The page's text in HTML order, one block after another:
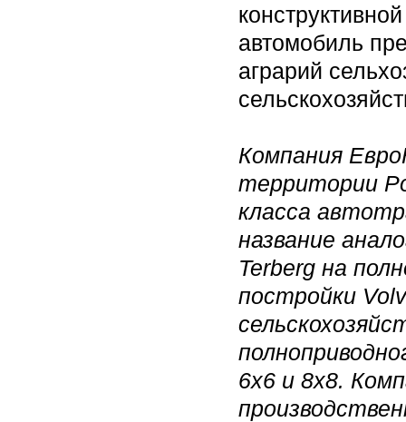
автомобиль
аграрий
Компания
территории
класса
название
Terberg на
постройки
6х6 и 8х8.